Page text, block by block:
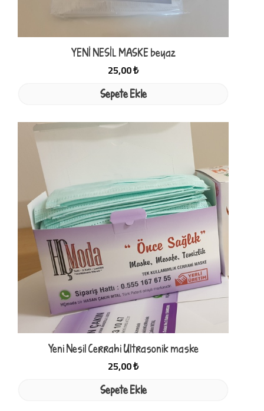
YENİ NESİL MASKE beyaz
25,00 ₺
Sepete Ekle
Yeni Nesil Cerrahi Ultrasonik maske
25,00 ₺
Sepete Ekle